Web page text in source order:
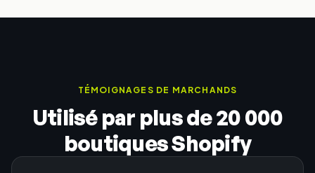
TÉMOIGNAGES DE MARCHANDS
Utilisé par plus de 20 000
boutiques Shopify